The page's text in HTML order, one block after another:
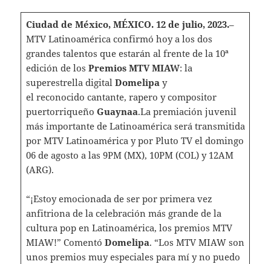
Ciudad de México, MÉXICO. 12 de julio, 2023.–
MTV Latinoamérica confirmó hoy a los dos
grandes talentos que estarán al frente de la 10ª
edición de los Premios MTV MIAW: la
superestrella digital Domelipa y
el reconocido cantante, rapero y compositor
puertorriqueño Guaynaa.La premiación juvenil
más importante de Latinoamérica será transmitida
por MTV Latinoamérica y por Pluto TV el domingo
06 de agosto a las 9PM (MX), 10PM (COL) y 12AM
(ARG).
“¡Estoy emocionada de ser por primera vez
anfitriona de la celebración más grande de la
cultura pop en Latinoamérica, los premios MTV
MIAW!” Comentó Domelipa. “Los MTV MIAW son
unos premios muy especiales para mí y no puedo